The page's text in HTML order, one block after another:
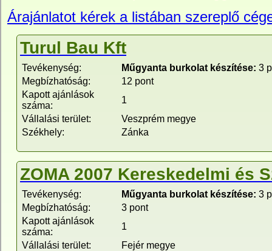
Árajánlatot kérek a listában szereplő
Turul Bau Kft
Tevékenység: Műgyanta burkolat készítése: 3
Megbízhatóság:
12 pont
Kapott ajánlások
száma:
1
Vállalási terület:
Veszprém megye
Székhely:
Zánka
ZOMA 2007 Kereskedelmi és
Tevékenység: Műgyanta burkolat készítése: 3
Megbízhatóság:
3 pont
Kapott ajánlások
száma:
1
Vállalási terület:
Fejér megye